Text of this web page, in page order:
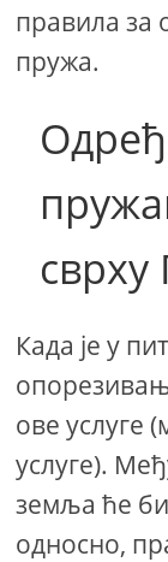
правила за
пружа.
Када је у
ове услуге
услуге).
земља ће
односно,